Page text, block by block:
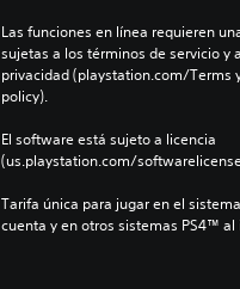
Las funciones en línea requieren
sujetas a los términos de servicio y
privacidad (playstation.com/
policy).
El software está sujeto a licencia
(us.playstation.com/
Tarifa única para jugar en el
cuenta y en otros sistemas PS4™